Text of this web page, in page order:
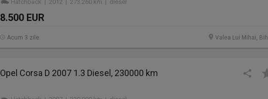
Hatchback | 2012 | 273.260 km | diesel
8.500 EUR
Valea Lui Mihai,
Acum 3 zile
Opel Corsa D 2007 1.3 Diesel, 230000 km